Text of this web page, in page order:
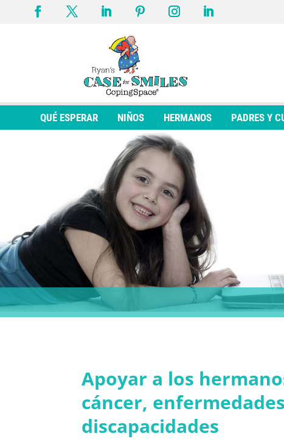
QUÉ ESPERAR NIÑOS HERMANOS PADRES Y
Apoyar a los
cáncer,
discapacidades